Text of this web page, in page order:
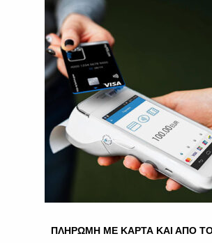
MALTESERS 102GR
Προσθήκη στο καλάθι
ΠΛΗΡΩΜΗ ΜΕ ΚΑΡΤΑ ΚΑΙ ΑΠΟ ΤΟ